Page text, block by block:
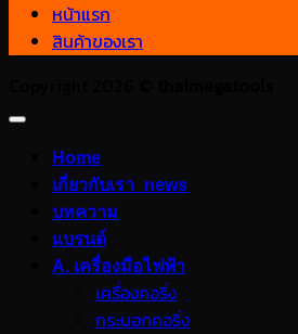
หน้าแรก
สินค้าของเรา
Home
เกี่ยวกับเรา_news
บทความ
แบรนด์
A. เครื่องมือไฟฟ้า
เครื่องคอริ่ง
กระบอกคอริ่ง